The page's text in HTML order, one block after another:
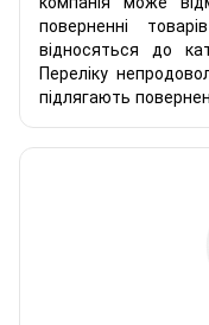
поверненні
відносяться до
Переліку
підлягають